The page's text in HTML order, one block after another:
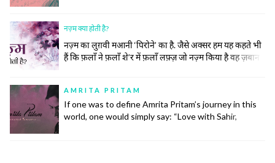
समझने का अंदाज तक ख़ालिस ईरानी हो गया।
नज़्म क्या होती है?
नज़्म का लुग़वी मआनी ‘पिरोने’ का है. जैसे अक्सर हम यह कहते भी
हैं कि फ़लाँ ने फ़लाँ शे’र में फ़लाँ लफ़्ज़ जो नज़्म किया है वह ज़बान
बेश्तर तीन... continue reading
AMRITA PRITAM
If one was to define Amrita Pritam’s journey in this
world, one would simply say: “Love with Sahir,